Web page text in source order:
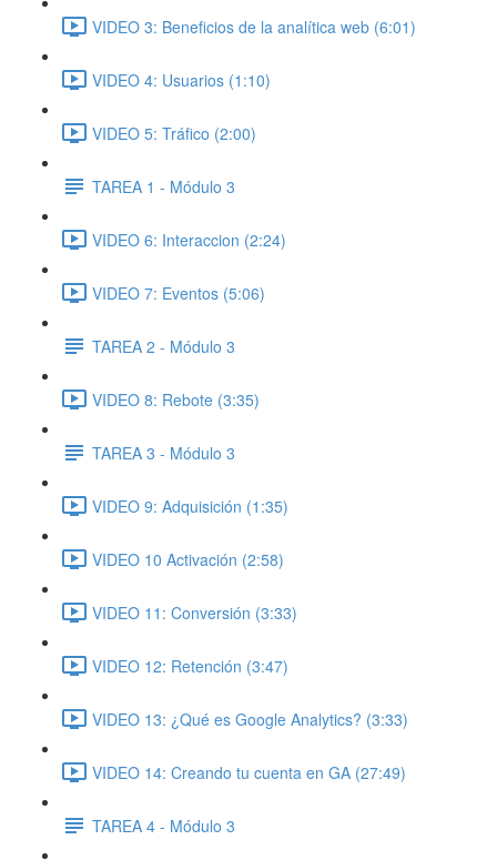
VIDEO 3: Beneficios de la analítica web (6:01)
VIDEO 4: Usuarios (1:10)
VIDEO 5: Tráfico (2:00)
TAREA 1 - Módulo 3
VIDEO 6: Interaccion (2:24)
VIDEO 7: Eventos (5:06)
TAREA 2 - Módulo 3
VIDEO 8: Rebote (3:35)
TAREA 3 - Módulo 3
VIDEO 9: Adquisición (1:35)
VIDEO 10 Activación (2:58)
VIDEO 11: Conversión (3:33)
VIDEO 12: Retención (3:47)
VIDEO 13: ¿Qué es Google Analytics? (3:33)
VIDEO 14: Creando tu cuenta en GA (27:49)
TAREA 4 - Módulo 3